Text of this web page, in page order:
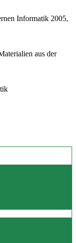
Informatik 2005,
aus der